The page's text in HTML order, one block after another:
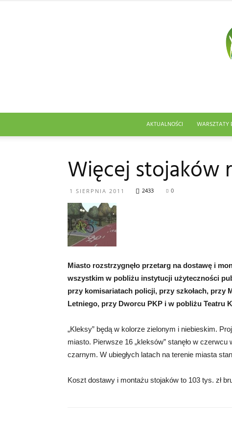
AKTUALNOŚCI WARSZTATY
Więcej stojaków
1 SIERPNIA 2011 2433 0
Miasto rozstrzygnęło przetarg na dostawę i
wszystkim w pobliżu instytucji użyteczności
przy komisariatach policji, przy szkołach, przy
Letniego, przy Dworcu PKP i w pobliżu Teatru
„Kleksy” będą w kolorze zielonym i niebieskim.
miasto. Pierwsze 16 „kleksów” stanęło w
czarnym. W ubiegłych latach na terenie miasta
Koszt dostawy i montażu stojaków to 103 tys. zł